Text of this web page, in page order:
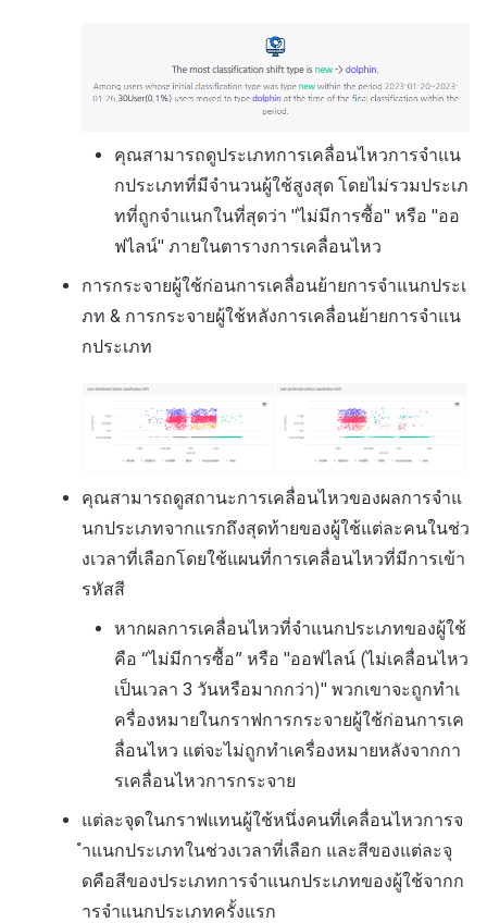
คุณสามารถดูประเภทการเคลื่อนไหวการจำแน
กประเภทที่มีจำนวนผู้ใช้สูงสุด โดยไม่รวมประเภ
ทที่ถูกจำแนกในที่สุดว่า "ไม่มีการซื้อ" หรือ "ออ
ฟไลน์" ภายในตารางการเคลื่อนไหว
การกระจายผู้ใช้ก่อนการเคลื่อนย้ายการจำแนกประเ
ภท & การกระจายผู้ใช้หลังการเคลื่อนย้ายการจำแน
กประเภท
คุณสามารถดูสถานะการเคลื่อนไหวของผลการจำแ
นกประเภทจากแรกถึงสุดท้ายของผู้ใช้แต่ละคนในช่ว
งเวลาที่เลือกโดยใช้แผนที่การเคลื่อนไหวที่มีการเข้า
รหัสสี
หากผลการเคลื่อนไหวที่จำแนกประเภทของผู้ใช้
คือ “ไม่มีการซื้อ” หรือ "ออฟไลน์ (ไม่เคลื่อนไหว
เป็นเวลา 3 วันหรือมากกว่า)" พวกเขาจะถูกทำเ
ครื่องหมายในกราฟการกระจายผู้ใช้ก่อนการเค
ลื่อนไหว แต่จะไม่ถูกทำเครื่องหมายหลังจากกา
รเคลื่อนไหวการกระจาย
แต่ละจุดในกราฟแทนผู้ใช้หนึ่งคนที่เคลื่อนไหวการจ
ำแนกประเภทในช่วงเวลาที่เลือก และสีของแต่ละจุ
ดคือสีของประเภทการจำแนกประเภทของผู้ใช้จากก
ารจำแนกประเภทครั้งแรก